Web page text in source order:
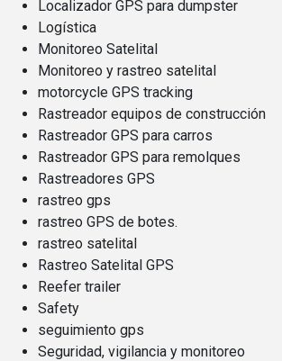
Localizador GPS para dumpster
Logística
Monitoreo Satelital
Monitoreo y rastreo satelital
motorcycle GPS tracking
Rastreador equipos de construcción
Rastreador GPS para carros
Rastreador GPS para remolques
Rastreadores GPS
rastreo gps
rastreo GPS de botes.
rastreo satelital
Rastreo Satelital GPS
Reefer trailer
Safety
seguimiento gps
Seguridad, vigilancia y monitoreo